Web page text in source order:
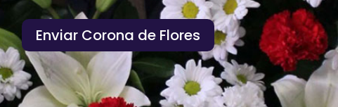
Enviar Corona de Flores